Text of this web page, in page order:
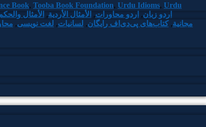
Book, Tooba Book Foundation, Urdu Idioms, Urdu
اردو زبان, اردو محاورات, الأمثال الأردية, الأمثال
كتب PDF مجانية,کتاب‌های پی‌دی‌اف رایگان, لسانیات, لغت نویسی,